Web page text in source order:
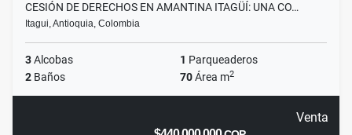
CESIÓN DE DERECHOS EN AMANTINA ITAGÜÍ: UNA CO…
Itagui, Antioquia, Colombia
3Alcobas 1 Parqueaderos
2 Baños 70Área m2
Venta